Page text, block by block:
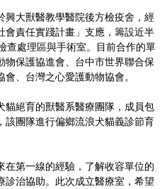
興大獸醫教學醫院後方檢疫舍，經
會責任實踐計畫」支應，籌設近半
查處理區與手術室。目前合作的單
物保護協進會、台中市世界聯合保
、台灣之心愛護動物協會。
貓絕育的獸醫系醫療團隊，成員包
該團隊進行偏鄉流浪犬貓義診節育
在第一線的經驗，了解收容單位的
診治協助。此次成立醫療室，希望